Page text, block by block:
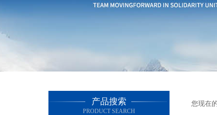
产品搜索
PRODUCT SEARCH
您现在